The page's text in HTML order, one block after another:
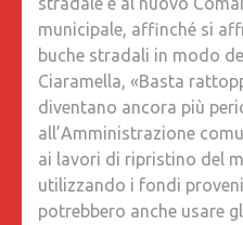
municipale, affinché si
buche stradali in modo
Ciaramella, «Basta
diventano ancora più
all’Amministrazione
ai lavori di ripristino del
utilizzando i fondi
potrebbero anche usare